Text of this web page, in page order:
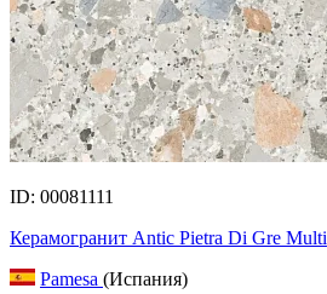
ID: 00081111
Керамогранит Antic Pietra Di Gre Multi
Pamesa (Испания)